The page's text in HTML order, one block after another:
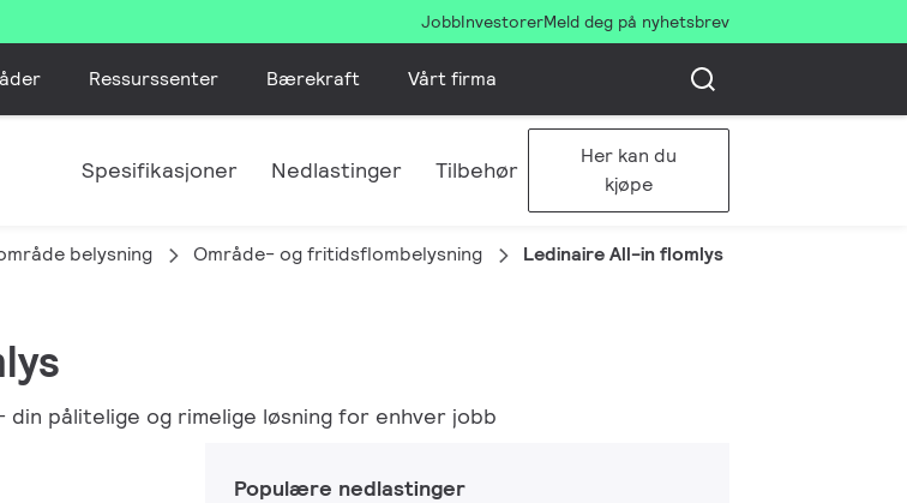
JobbInvestorerMeld deg på nyhetsbrev
Ressurssenter Bærekraft Vårt firma
Spesifikasjoner Nedlastinger Tilbehør
Her kan du
kjøpe
belysning Område- og fritidsflombelysning Ledinaire All-in flomlys
pålitelige og rimelige løsning for enhver jobb
Populære nedlastinger